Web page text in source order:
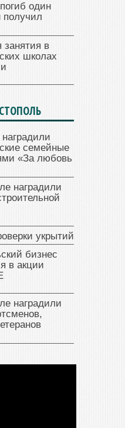
один
занятия в
школах
семейные
«За любовь
наградили
укрытий
бизнес
в акции
наградили